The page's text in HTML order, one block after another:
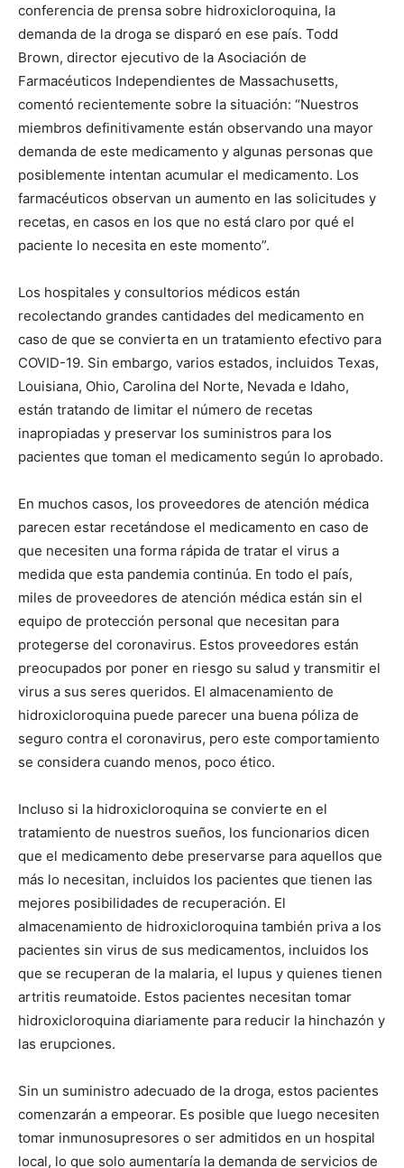
conferencia de prensa sobre hidroxicloroquina, la
demanda de la droga se disparó en ese país. Todd
Brown, director ejecutivo de la Asociación de
Farmacéuticos Independientes de Massachusetts,
comentó recientemente sobre la situación: “Nuestros
miembros definitivamente están observando una mayor
demanda de este medicamento y algunas personas que
posiblemente intentan acumular el medicamento. Los
farmacéuticos observan un aumento en las solicitudes y
recetas, en casos en los que no está claro por qué el
paciente lo necesita en este momento”.
Los hospitales y consultorios médicos están
recolectando grandes cantidades del medicamento en
caso de que se convierta en un tratamiento efectivo para
COVID-19. Sin embargo, varios estados, incluidos Texas,
Louisiana, Ohio, Carolina del Norte, Nevada e Idaho,
están tratando de limitar el número de recetas
inapropiadas y preservar los suministros para los
pacientes que toman el medicamento según lo aprobado.
En muchos casos, los proveedores de atención médica
parecen estar recetándose el medicamento en caso de
que necesiten una forma rápida de tratar el virus a
medida que esta pandemia continúa. En todo el país,
miles de proveedores de atención médica están sin el
equipo de protección personal que necesitan para
protegerse del coronavirus. Estos proveedores están
preocupados por poner en riesgo su salud y transmitir el
virus a sus seres queridos. El almacenamiento de
hidroxicloroquina puede parecer una buena póliza de
seguro contra el coronavirus, pero este comportamiento
se considera cuando menos, poco ético.
Incluso si la hidroxicloroquina se convierte en el
tratamiento de nuestros sueños, los funcionarios dicen
que el medicamento debe preservarse para aquellos que
más lo necesitan, incluidos los pacientes que tienen las
mejores posibilidades de recuperación. El
almacenamiento de hidroxicloroquina también priva a los
pacientes sin virus de sus medicamentos, incluidos los
que se recuperan de la malaria, el lupus y quienes tienen
artritis reumatoide. Estos pacientes necesitan tomar
hidroxicloroquina diariamente para reducir la hinchazón y
las erupciones.
Sin un suministro adecuado de la droga, estos pacientes
comenzarán a empeorar. Es posible que luego necesiten
tomar inmunosupresores o ser admitidos en un hospital
local, lo que solo aumentaría la demanda de servicios de